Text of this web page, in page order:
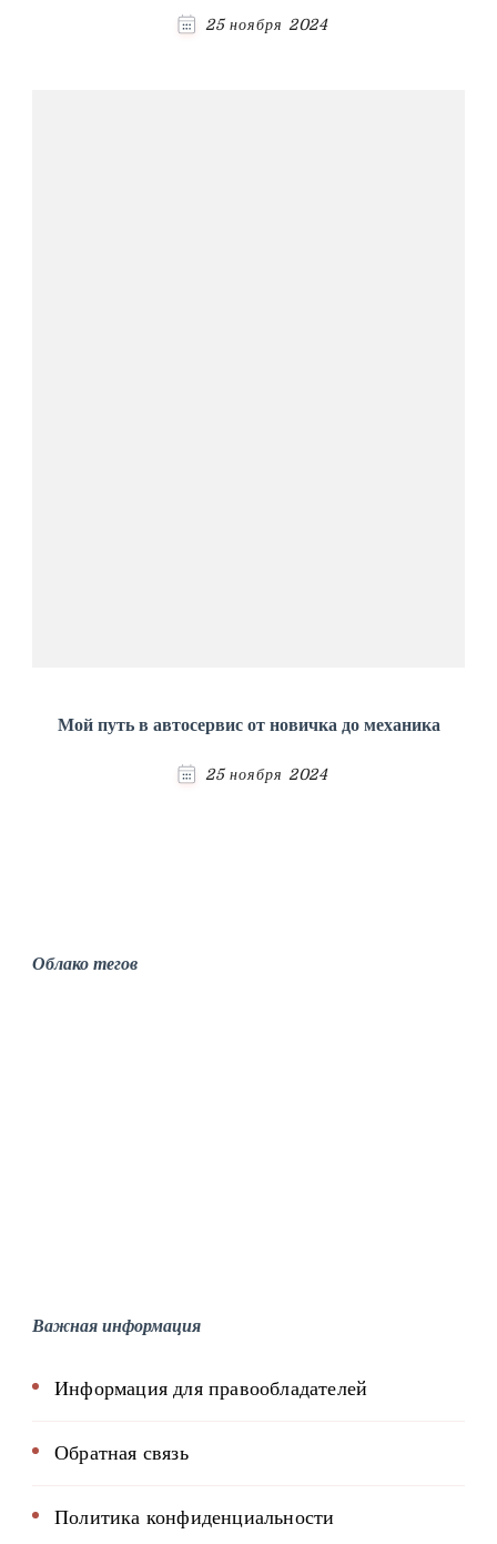
25 ноября 2024
Мой путь в автосервис от новичка до механика
25 ноября 2024
Облако тегов
Важная информация
Информация для правообладателей
Обратная связь
Политика конфиденциальности